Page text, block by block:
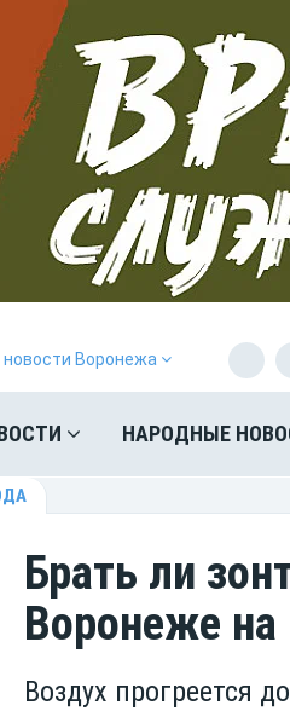
новости Воронежа
НАРОДНЫЕ
Брать ли
Воронеже
Воздух прогреется